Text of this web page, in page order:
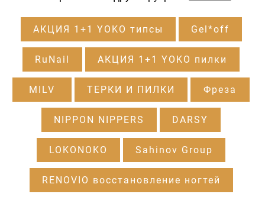
АКЦИЯ 1+1 YOKO типсы Gel*off
RuNail АКЦИЯ 1+1 YOKO пилки
MILV ТЕРКИ И ПИЛКИ Фреза
NIPPON NIPPERS DARSY
LOKONOKO Sahinov Group
RENOVIO восстановление ногтей